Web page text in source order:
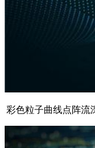
彩色粒子曲线点阵流